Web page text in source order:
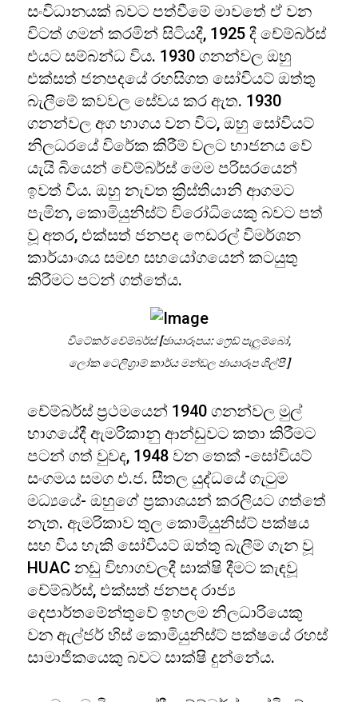
සංවිධානයක් බවට පත්වීමේ මාවතේ ඒ වන
විටත් ගමන් කරමින් සිටියදී, 1925 දී චේම්බර්ස්
එයට සම්බන්ධ විය. 1930 ගනන්වල ඔහු
එක්සත් ජනපදයේ රහසිගත සෝවියට් ඔත්තු
බැලීමේ කවවල සේවය කර ඇත. 1930
ගනන්වල අග භාගය වන විට, ඔහු සෝවියට්
නිලධරයේ විරේක කිරීම් වලට භාජනය වේ
යැයි බියෙන් චේම්බර්ස් මෙම පරිසරයෙන්
ඉවත් විය. ඔහු නැවත ක්‍රිස්තියානි ආගමට
පැමින, කොමියුනිස්ට් විරෝධියෙකු බවට පත්
වූ අතර, එක්සත් ජනපද ෆෙඩරල් විමර්ශන
කාර්යාංශය සමඟ සහයෝගයෙන් කටයුතු
කිරීමට පටන් ගත්තේය.
විටේකර් චේම්බර්ස් [ඡායාරූපය: ෆ්‍රෙඩ් පැලුම්බෝ,
ලෝක ටෙලිග්‍රාම් කාර්ය මන්ඩල ඡායාරූප ශිල්පී ]
චේම්බර්ස් ප්‍රථමයෙන් 1940 ගනන්වල මුල්
භාගයේදී ඇමරිකානු ආන්ඩුවට කතා කිරීමට
පටන් ගත් වුවද, 1948 වන තෙක් -සෝවියට්
සංගමය සමග එ.ජ. සීතල යුද්ධයේ ගැටුම
මධ්‍යයේ- ඔහුගේ ප්‍රකාශයන් කරලියට ගත්තේ
නැත. ඇමරිකාව තුල කොමියුනිස්ට් පක්ෂය
සහ විය හැකි සෝවියට් ඔත්තු බැලීම් ගැන වූ
HUAC නඩු විභාගවලදී සාක්ෂි දීමට කැඳවූ
චේම්බර්ස්, එක්සත් ජනපද රාජ්‍ය
දෙපාර්තමේන්තුවේ ඉහලම නිලධාරියෙකු
වන ඇල්ජර් හිස් කොමියුනිස්ට් පක්ෂයේ රහස්
සාමාජිකයෙකු බවට සාක්ෂි දුන්නේය.